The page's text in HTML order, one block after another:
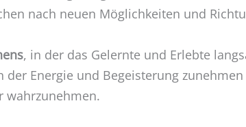
nach neuen Möglichkeiten und
, in der das Gelernte und Erlebte
Energie und Begeisterung
wahrzunehmen.